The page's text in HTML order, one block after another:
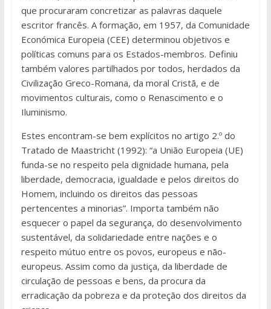
que procuraram concretizar as palavras daquele
escritor francês. A formação, em 1957, da Comunidade
Económica Europeia (CEE) determinou objetivos e
políticas comuns para os Estados-membros. Definiu
também valores partilhados por todos, herdados da
Civilização Greco-Romana, da moral Cristã, e de
movimentos culturais, como o Renascimento e o
Iluminismo.
Estes encontram-se bem explícitos no artigo 2.º do
Tratado de Maastricht (1992): “a União Europeia (UE)
funda-se no respeito pela dignidade humana, pela
liberdade, democracia, igualdade e pelos direitos do
Homem, incluindo os direitos das pessoas
pertencentes a minorias”. Importa também não
esquecer o papel da segurança, do desenvolvimento
sustentável, da solidariedade entre nações e o
respeito mútuo entre os povos, europeus e não-
europeus. Assim como da justiça, da liberdade de
circulação de pessoas e bens, da procura da
erradicação da pobreza e da proteção dos direitos da